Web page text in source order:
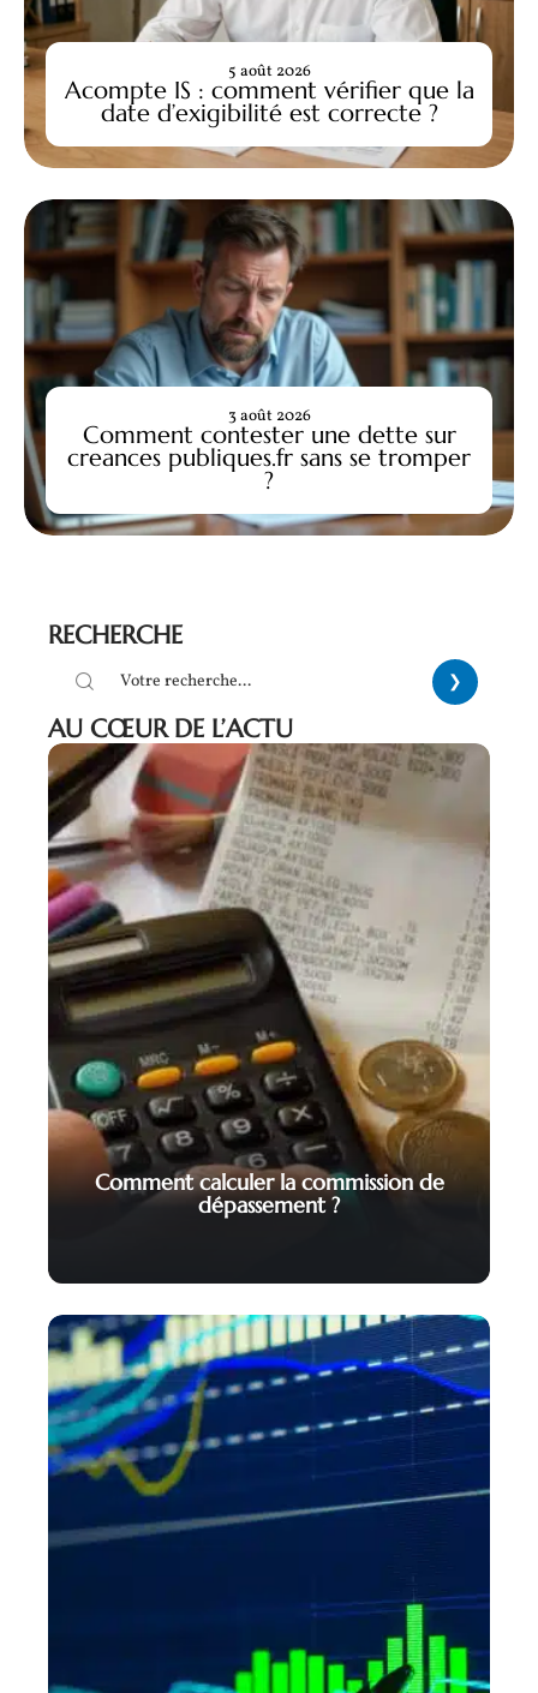
Acompte IS : comment vérifier que la
date d’exigibilité est correcte ?
5 août 2026
Comment contester une dette sur
creances publiques.fr sans se tromper
?
3 août 2026
RECHERCHE
AU CŒUR DE L’ACTU
Comment calculer la commission de
dépassement ?